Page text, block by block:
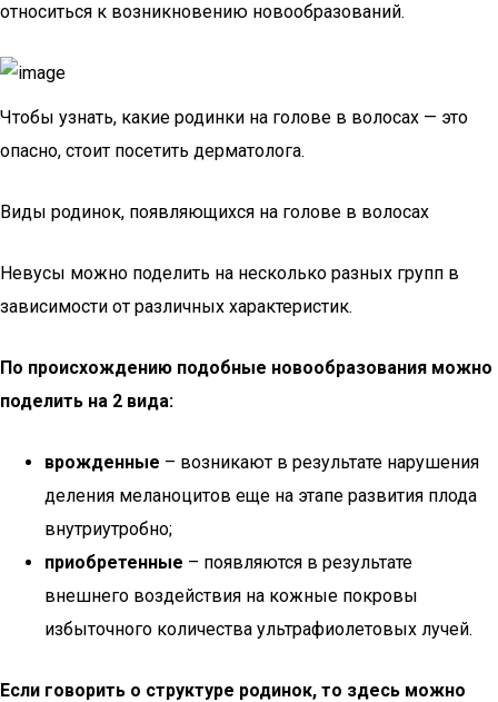
относиться к возникновению новообразований.
Чтобы узнать, какие родинки на голове в волосах — это
опасно, стоит посетить дерматолога.
Виды родинок, появляющихся на голове в волосах
Невусы можно поделить на несколько разных групп в
зависимости от различных характеристик.
По происхождению подобные новообразования можно
поделить на 2 вида:
врожденные – возникают в результате нарушения
деления меланоцитов еще на этапе развития плода
внутриутробно;
приобретенные – появляются в результате
внешнего воздействия на кожные покровы
избыточного количества ультрафиолетовых лучей.
Если говорить о структуре родинок, то здесь можно